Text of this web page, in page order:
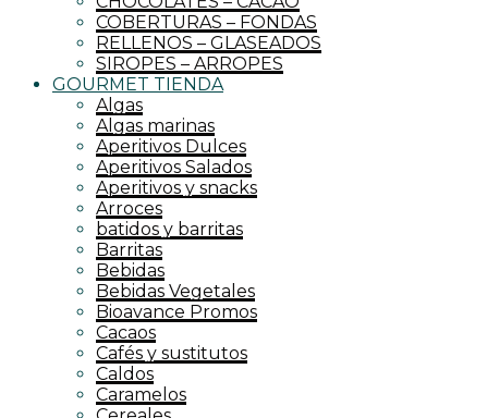
COBERTURAS – FONDAS
RELLENOS – GLASEADOS
SIROPES – ARROPES
GOURMET TIENDA
Algas
Algas marinas
Aperitivos Dulces
Aperitivos Salados
Aperitivos y snacks
Arroces
batidos y barritas
Barritas
Bebidas
Bebidas Vegetales
Bioavance Promos
Cacaos
Cafés y sustitutos
Caldos
Caramelos